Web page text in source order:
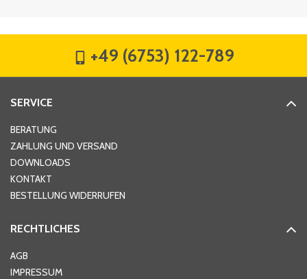
Hausnummer
Ort*
+49 (6753) 122-789
SERVICE
BERATUNG
ZAHLUNG UND VERSAND
DOWNLOADS
KONTAKT
BESTELLUNG WIDERRUFEN
RECHTLICHES
AGB
IMPRESSUM